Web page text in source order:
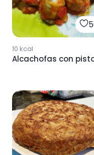
10 kcal
Alcachofas con